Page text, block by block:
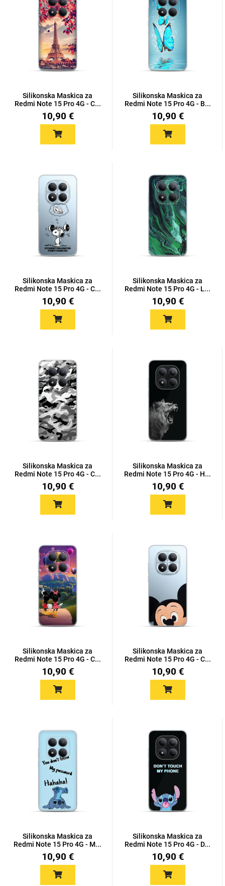
Silikonska Maskica za
Redmi Note 15 Pro 4G - C...
10,90 €
Silikonska Maskica za
Redmi Note 15 Pro 4G - B...
10,90 €
Silikonska Maskica za
Redmi Note 15 Pro 4G - C...
10,90 €
Silikonska Maskica za
Redmi Note 15 Pro 4G - L...
10,90 €
Silikonska Maskica za
Redmi Note 15 Pro 4G - C...
10,90 €
Silikonska Maskica za
Redmi Note 15 Pro 4G - H...
10,90 €
Silikonska Maskica za
Redmi Note 15 Pro 4G - C...
10,90 €
Silikonska Maskica za
Redmi Note 15 Pro 4G - C...
10,90 €
Silikonska Maskica za
Redmi Note 15 Pro 4G - M...
10,90 €
Silikonska Maskica za
Redmi Note 15 Pro 4G - D...
10,90 €